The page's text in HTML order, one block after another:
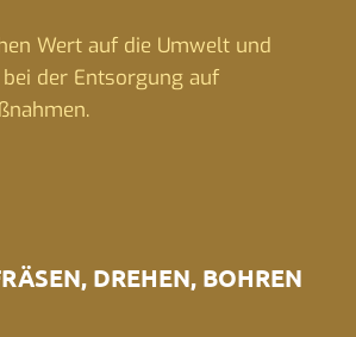
Wert auf die Umwelt und
der Entsorgung auf
DREHEN, BOHREN